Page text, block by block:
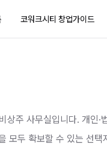
코워크시티 창업가이드
상주 사무실입니다. 개인·
모두 확보할 수 있는 선택